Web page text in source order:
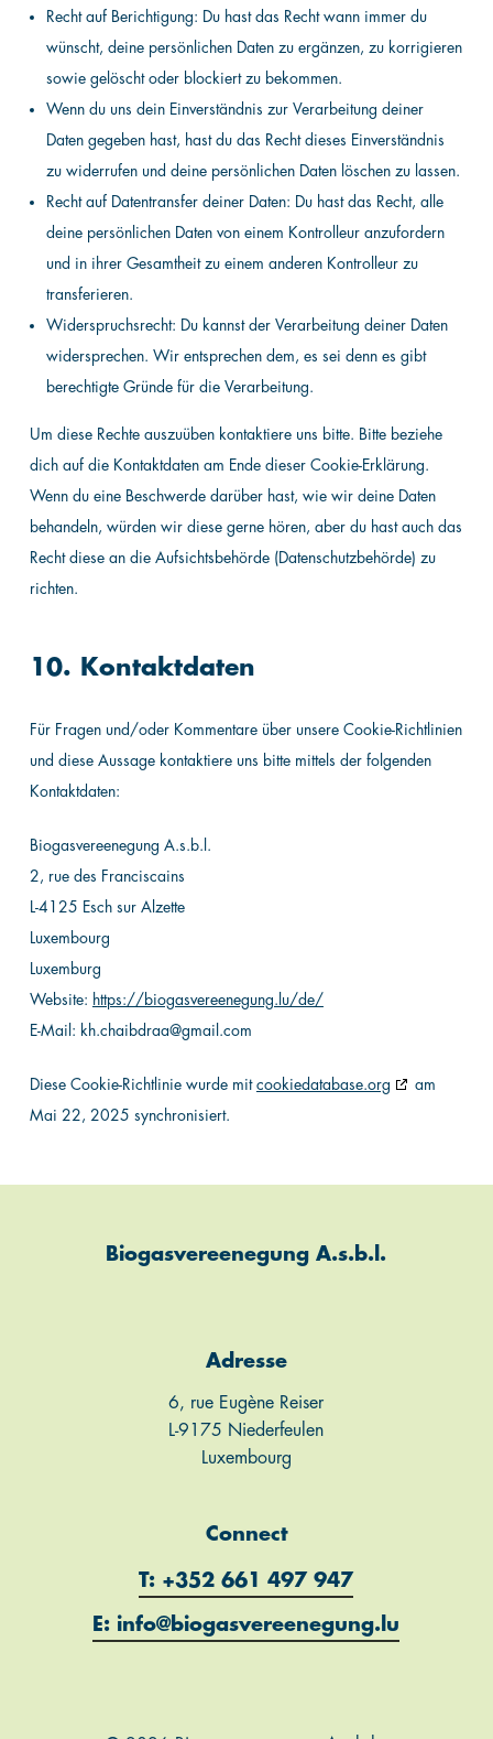
Recht auf Berichtigung: Du hast das Recht wann immer du
wünscht, deine persönlichen Daten zu ergänzen, zu korrigieren
sowie gelöscht oder blockiert zu bekommen.
Wenn du uns dein Einverständnis zur Verarbeitung deiner
Daten gegeben hast, hast du das Recht dieses Einverständnis
zu widerrufen und deine persönlichen Daten löschen zu lassen.
Recht auf Datentransfer deiner Daten: Du hast das Recht, alle
deine persönlichen Daten von einem Kontrolleur anzufordern
und in ihrer Gesamtheit zu einem anderen Kontrolleur zu
transferieren.
Widerspruchsrecht: Du kannst der Verarbeitung deiner Daten
widersprechen. Wir entsprechen dem, es sei denn es gibt
berechtigte Gründe für die Verarbeitung.
Um diese Rechte auszuüben kontaktiere uns bitte. Bitte beziehe
dich auf die Kontaktdaten am Ende dieser Cookie-Erklärung.
Wenn du eine Beschwerde darüber hast, wie wir deine Daten
behandeln, würden wir diese gerne hören, aber du hast auch das
Recht diese an die Aufsichtsbehörde (Datenschutzbehörde) zu
richten.
10. Kontaktdaten
Für Fragen und/oder Kommentare über unsere Cookie-Richtlinien
und diese Aussage kontaktiere uns bitte mittels der folgenden
Kontaktdaten:
Biogasvereenegung A.s.b.l.
2, rue des Franciscains
L-4125 Esch sur Alzette
Luxembourg
Luxemburg
Website: https://biogasvereenegung.lu/de/
E-Mail: kh.chaibdraa@gmail.com
Diese Cookie-Richtlinie wurde mit cookiedatabase.org
am
Mai 22, 2025 synchronisiert.
Biogasvereenegung A.s.b.l.
Adresse
6, rue Eugène Reiser
L-9175 Niederfeulen
Luxembourg
Connect
T: +352 661 497 947
E: info@biogasvereenegung.lu